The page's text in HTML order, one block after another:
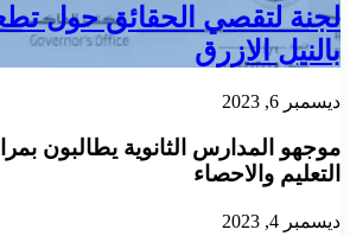
لجنة لتقصي الحقائق حول
بالنيل الازرق
ديسمبر 6, 2023
موجهو المدارس الثانوية يطالبون
التعليم والاحصاء
ديسمبر 4, 2023